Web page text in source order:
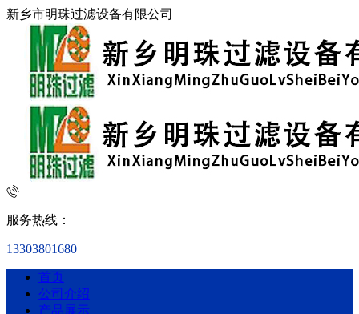
新乡市明珠过滤设备有限公司
服务热线：
13303801680
首页
公司介绍
产品展示